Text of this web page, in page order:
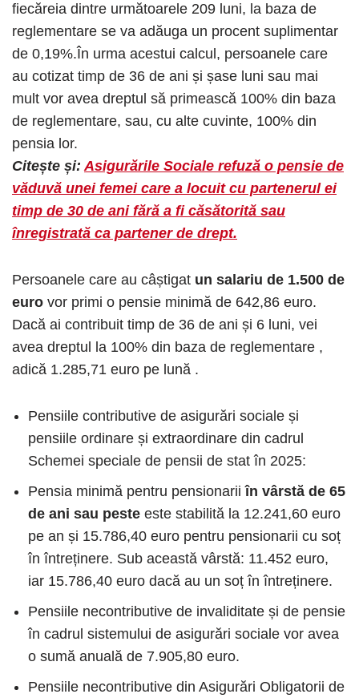
fiecăreia dintre următoarele 209 luni, la baza de
reglementare se va adăuga un procent suplimentar
de 0,19%.În urma acestui calcul, persoanele care
au cotizat timp de 36 de ani și șase luni sau mai
mult vor avea dreptul să primească 100% din baza
de reglementare, sau, cu alte cuvinte, 100% din
pensia lor.
Citește și: Asigurările Sociale refuză o pensie de
văduvă unei femei care a locuit cu partenerul ei
timp de 30 de ani fără a fi căsătorită sau
înregistrată ca partener de drept.
Persoanele care au câștigat un salariu de 1.500 de
euro vor primi o pensie minimă de 642,86 euro.
Dacă ai contribuit timp de 36 de ani și 6 luni, vei
avea dreptul la 100% din baza de reglementare ,
adică 1.285,71 euro pe lună .
Pensiile contributive de asigurări sociale și
pensiile ordinare și extraordinare din cadrul
Schemei speciale de pensii de stat în 2025:
Pensia minimă pentru pensionariiîn vârstă de 65
de ani sau peste este stabilită la 12.241,60 euro
pe an și 15.786,40 euro pentru pensionarii cu soț
în întreținere. Sub această vârstă: 11.452 euro,
iar 15.786,40 euro dacă au un soț în întreținere.
Pensiile necontributive de invaliditate și de pensie
în cadrul sistemului de asigurări sociale vor avea
o sumă anuală de 7.905,80 euro.
Pensiile necontributive din Asigurări Obligatorii de